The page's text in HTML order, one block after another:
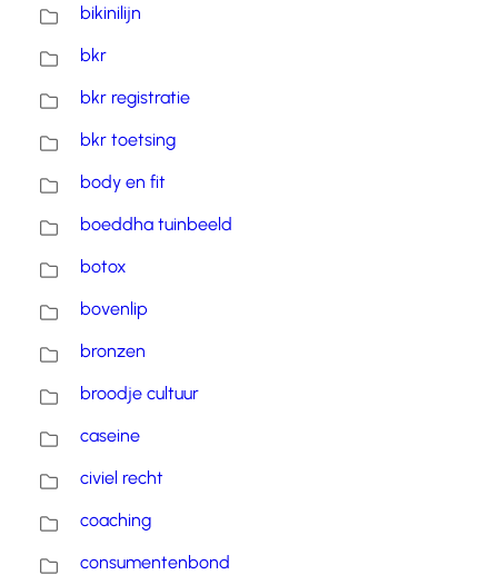
bikinilijn
bkr
bkr registratie
bkr toetsing
body en fit
boeddha tuinbeeld
botox
bovenlip
bronzen
broodje cultuur
caseine
civiel recht
coaching
consumentenbond